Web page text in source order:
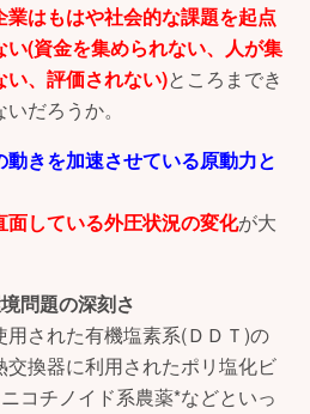
業はもはや社会的な課題を起点
い(資金を集められない、人が集
い、評価されない)ところまでき
だろうか。
きを加速させている原動力と
面している外圧状況の変化が大
問題の深刻さ
された有機塩素系(ＤＤＴ)の
換器に利用されたポリ塩化ビ
コチノイド系農薬*などといっ